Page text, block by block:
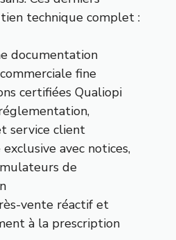
technique complet :
documentation
fine
certifiées Qualiopi
service client
avec notices,
de
vente réactif et
à la prescription